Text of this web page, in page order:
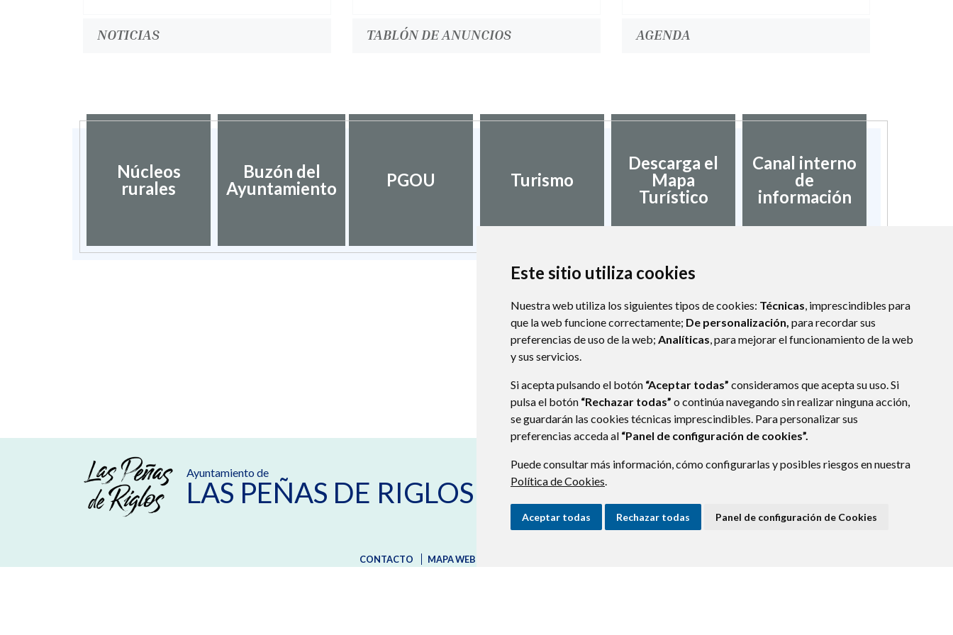
Este sitio utiliza cookies
Nuestra web utiliza los siguientes tipos de cookies: Técnicas, imprescindibles para
que la web funcione correctamente; De personalización, para recordar sus
preferencias de uso de la web; Analíticas, para mejorar el funcionamiento de la web
y sus servicios.
Si acepta pulsando el botón “Aceptar todas” consideramos que acepta su uso. Si
pulsa el botón “Rechazar todas” o continúa navegando sin realizar ninguna acción,
se guardarán las cookies técnicas imprescindibles. Para personalizar sus
preferencias acceda al “Panel de configuración de cookies”.
Puede consultar más información, cómo configurarlas y posibles riesgos en nuestra
Política de Cookies.
Aceptar todas Rechazar todas Panel de configuración de Cookies
NOTICIAS TABLÓN DE ANUNCIOS AGENDA
Núcleos
rurales
Buzón del
Ayuntamiento
PGOU Turismo
Descarga el
Mapa
Turístico
Canal interno
de
información
Ayuntamiento de
LAS PEÑAS DE RIGLOS C/ Mayor, nº 2222820
secretaria@laspenasderiglos.es
CONTACTO MAPA WEB